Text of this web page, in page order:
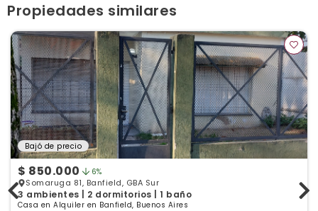
Propiedades similares
Bajó de precio
$ 850.000 6%
Somaruga 81, Banfield, GBA Sur
3 ambientes | 2 dormitorios | 1 baño
Casa en Alquiler en Banfield, Buenos Aires